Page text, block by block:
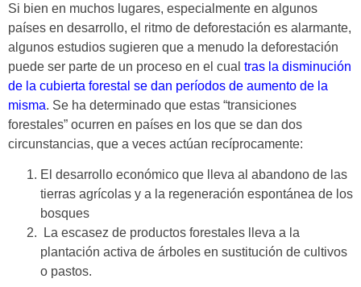
Si bien en muchos lugares, especialmente en algunos
países en desarrollo, el ritmo de deforestación es alarmante,
algunos estudios sugieren que a menudo la deforestación
puede ser parte de un proceso en el cual tras la disminución
de la cubierta forestal se dan períodos de aumento de la
misma. Se ha determinado que estas “transiciones
forestales” ocurren en países en los que se dan dos
circunstancias, que a veces actúan recíprocamente:
El desarrollo económico que lleva al abandono de las
tierras agrícolas y a la regeneración espontánea de los
bosques
La escasez de productos forestales lleva a la
plantación activa de árboles en sustitución de cultivos
o pastos.